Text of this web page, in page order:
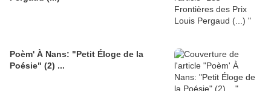
Poèm' À Nans: "Petit Éloge de la
Poésie" (2) ...